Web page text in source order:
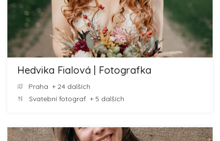
Hedvika Fialová | Fotografka
Praha + 24 dalších
Svatební fotograf + 5 dalších